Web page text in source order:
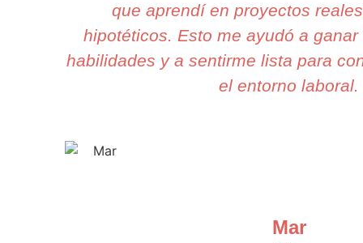
que aprendí en proyectos
hipotéticos. Esto me ayudó a
habilidades y a sentirme lista para
el entorno laboral.
Mar